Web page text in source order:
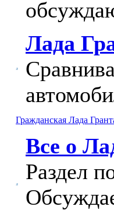
Лада
Гражданская Лада
Все о
Раздел